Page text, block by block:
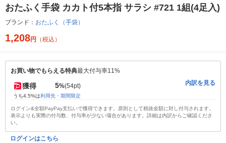
おたふく手袋 カカト付5本指 サラシ #721 1組(4足入)
ブランド： おたふく（手袋）
1,208円 （税込）
お買い物でもらえる特典最大付与率11%
獲得 5%(54pt)
うち4.5%は利用先・期間限定
内訳を見る
ログイン&全額PayPay支払いで獲得できます。原則として税抜金額に対し付与されます。
表示よりも実際の付与数、付与率が少ない場合があります。詳細は内訳からご確認くださ
い。
ログインはこちら